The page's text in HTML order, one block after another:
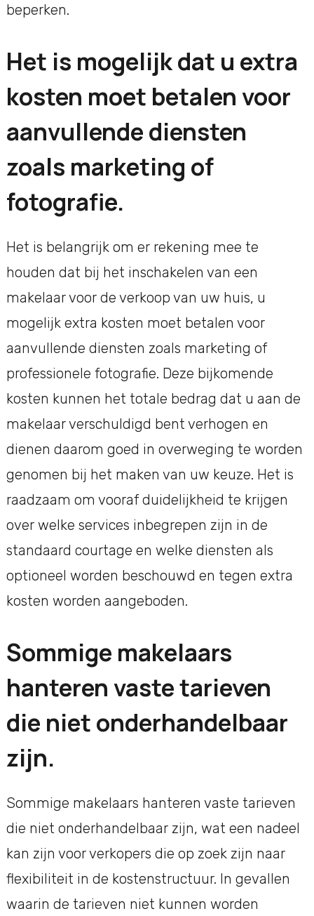
beperken.
Het is mogelijk dat u extra
kosten moet betalen voor
aanvullende diensten
zoals marketing of
fotografie.
Het is belangrijk om er rekening mee te
houden dat bij het inschakelen van een
makelaar voor de verkoop van uw huis, u
mogelijk extra kosten moet betalen voor
aanvullende diensten zoals marketing of
professionele fotografie. Deze bijkomende
kosten kunnen het totale bedrag dat u aan de
makelaar verschuldigd bent verhogen en
dienen daarom goed in overweging te worden
genomen bij het maken van uw keuze. Het is
raadzaam om vooraf duidelijkheid te krijgen
over welke services inbegrepen zijn in de
standaard courtage en welke diensten als
optioneel worden beschouwd en tegen extra
kosten worden aangeboden.
Sommige makelaars
hanteren vaste tarieven
die niet onderhandelbaar
zijn.
Sommige makelaars hanteren vaste tarieven
die niet onderhandelbaar zijn, wat een nadeel
kan zijn voor verkopers die op zoek zijn naar
flexibiliteit in de kostenstructuur. In gevallen
waarin de tarieven niet kunnen worden